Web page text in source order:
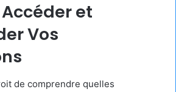
et
Vos
de comprendre quelles